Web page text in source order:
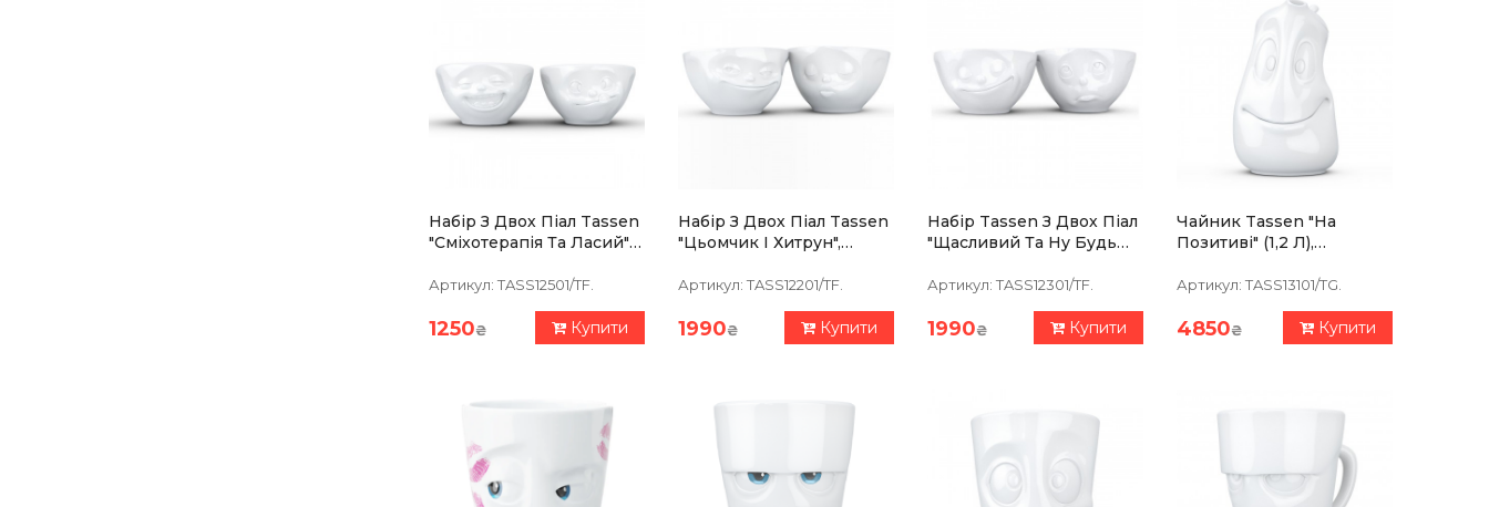
Набір З Двох Піал Tassen
"Сміхотерапія Та Ласий"
Артикул: TASS12501/TF.
1250₴ Купити
Набір З Двох Піал Tassen
"Цьомчик І Хитрун",
Артикул: TASS12201/TF.
1990₴ Купити
Набір Tassen З Двох Піал
"Щасливий Та Ну Будь
Порцеляна
Артикул: TASS12301/TF.
1990₴ Купити
Чайник Tassen "На
Позитиві" (1,2 Л),
Артикул: TASS13101/TG.
4850₴ Купити